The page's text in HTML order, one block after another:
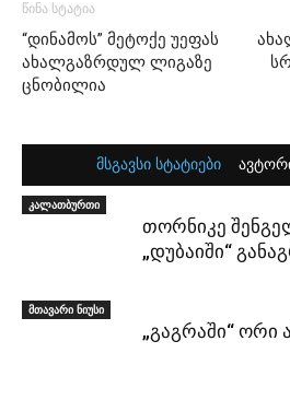
წინა სტატია
“დინამოს” მეტოქე უეფას
ახალგაზრდულ ლიგაზე
ცნობილია
მსგავსი სტატიები
კალათბურთი
თორნიკე
„დუბაიში“
მთავარი ნიუსი
„გაგრაში“ ორი